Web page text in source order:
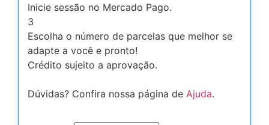
Inicie sessão no Mercado Pago.
3
Escolha o número de parcelas que melhor se
adapte a você e pronto!
Crédito sujeito a aprovação.
Dúvidas? Confira nossa página de Ajuda.